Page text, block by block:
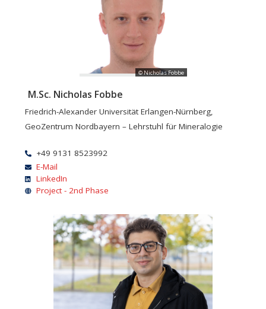
© Nicholas Fobbe
M.Sc. Nicholas Fobbe
Friedrich-Alexander Universität Erlangen-Nürnberg,
GeoZentrum Nordbayern – Lehrstuhl für Mineralogie
+49 9131 8523992
E-Mail
LinkedIn
Project - 2nd Phase